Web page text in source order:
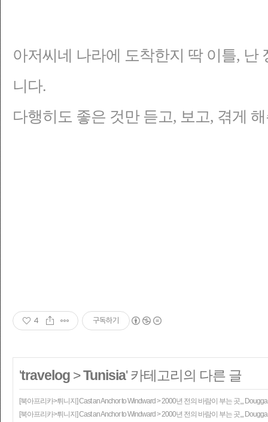
아저씨네 나라에 도착한지 딱 이틀, 난
니다.
다행히도 좋은 것만 듣고, 보고, 겪게
4 구독하기
'travelog >Tunisia' 카테고리의 다른 글
[북아프리카>튀니지] Cast an Anchor to Windward > 2000년 전의 바람이 부는 곳,,,
[북아프리카>튀니지] Cast an Anchor to Windward > 2000년 전의 바람이 부는 곳,,,